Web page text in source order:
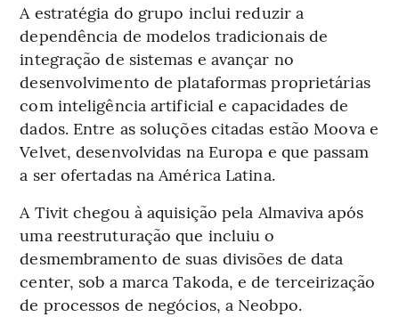
A estratégia do grupo inclui reduzir a
dependência de modelos tradicionais de
integração de sistemas e avançar no
desenvolvimento de plataformas proprietárias
com inteligência artificial e capacidades de
dados. Entre as soluções citadas estão Moova e
Velvet, desenvolvidas na Europa e que passam
a ser ofertadas na América Latina.
A Tivit chegou à aquisição pela Almaviva após
uma reestruturação que incluiu o
desmembramento de suas divisões de data
center, sob a marca Takoda, e de terceirização
de processos de negócios, a Neobpo.